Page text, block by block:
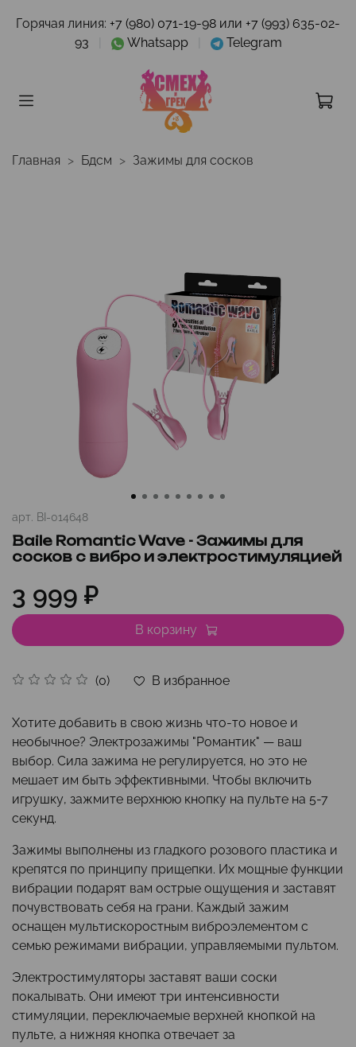
Горячая линия: +7 (980) 071-19-98 или +7 (993) 635-02-
93
Whatsapp Telegram
Главная Бдсм Зажимы для сосков
арт. BI-014648
Baile Romantic Wave - Зажимы для
сосков с вибро и электростимуляцией
(0) В избранное
3 999 ₽
В корзину
Хотите добавить в свою жизнь что-то новое и
необычное? Электрозажимы "Романтик" — ваш
выбор. Сила зажима не регулируется, но это не
мешает им быть эффективными. Чтобы включить
игрушку, зажмите верхнюю кнопку на пульте на 5-7
секунд.
Зажимы выполнены из гладкого розового пластика и
крепятся по принципу прищепки. Их мощные функции
вибрации подарят вам острые ощущения и заставят
почувствовать себя на грани. Каждый зажим
оснащен мультискоростным виброэлементом с
семью режимами вибрации, управляемыми пультом.
Электростимуляторы заставят ваши соски
покалывать. Они имеют три интенсивности
стимуляции, переключаемые верхней кнопкой на
пульте, а нижняя кнопка отвечает за